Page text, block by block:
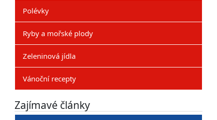
Polévky
Ryby a mořské plody
Zeleninová jídla
Vánoční recepty
Zajímavé články